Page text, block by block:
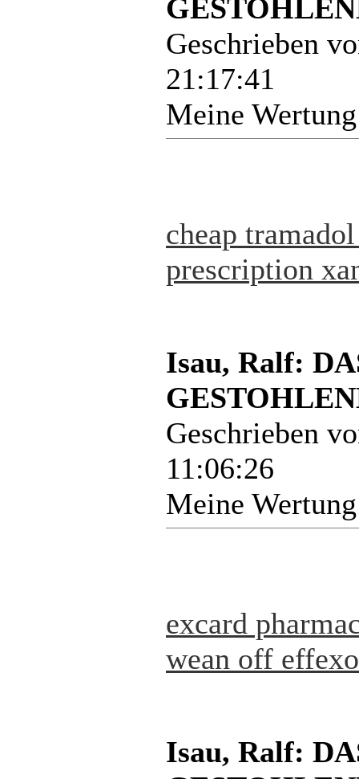
Geschrieben
21:17:41
Meine
cheap
prescription
Isau, Ralf:
Geschrieben
11:06:26
Meine
excard
wean off
Isau, Ralf: